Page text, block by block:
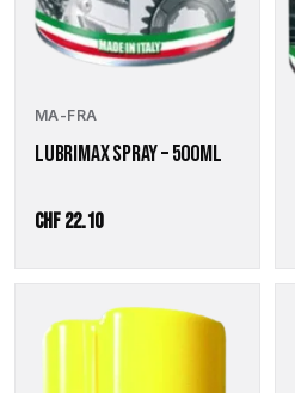
MA-FRA
LUBRIMAX SPRAY – 500ML
CHF22.10